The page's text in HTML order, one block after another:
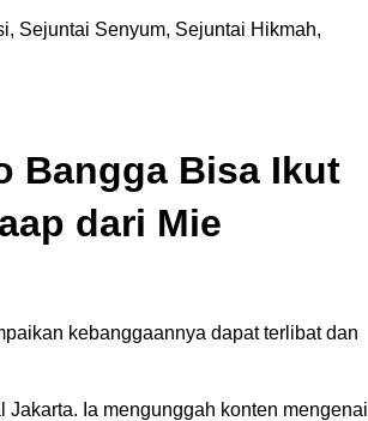
Sejuntai Senyum, Sejuntai Hikmah,
Bangga Bisa Ikut
dari Mie
kebanggaannya dapat terlibat dan
Jakarta. Ia mengunggah konten mengenai